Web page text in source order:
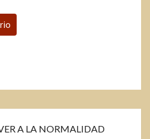
A LA NORMALIDAD